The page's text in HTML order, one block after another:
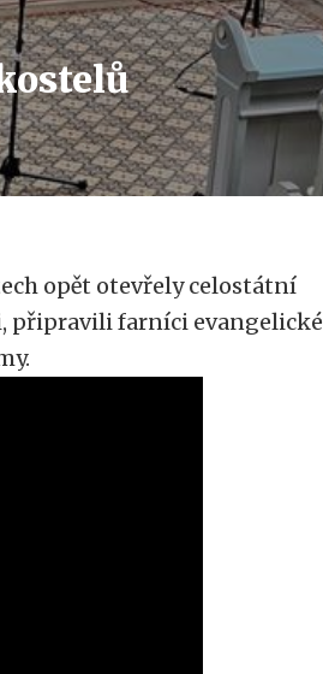
opět otevřely celostátní
připravili farníci evangelické